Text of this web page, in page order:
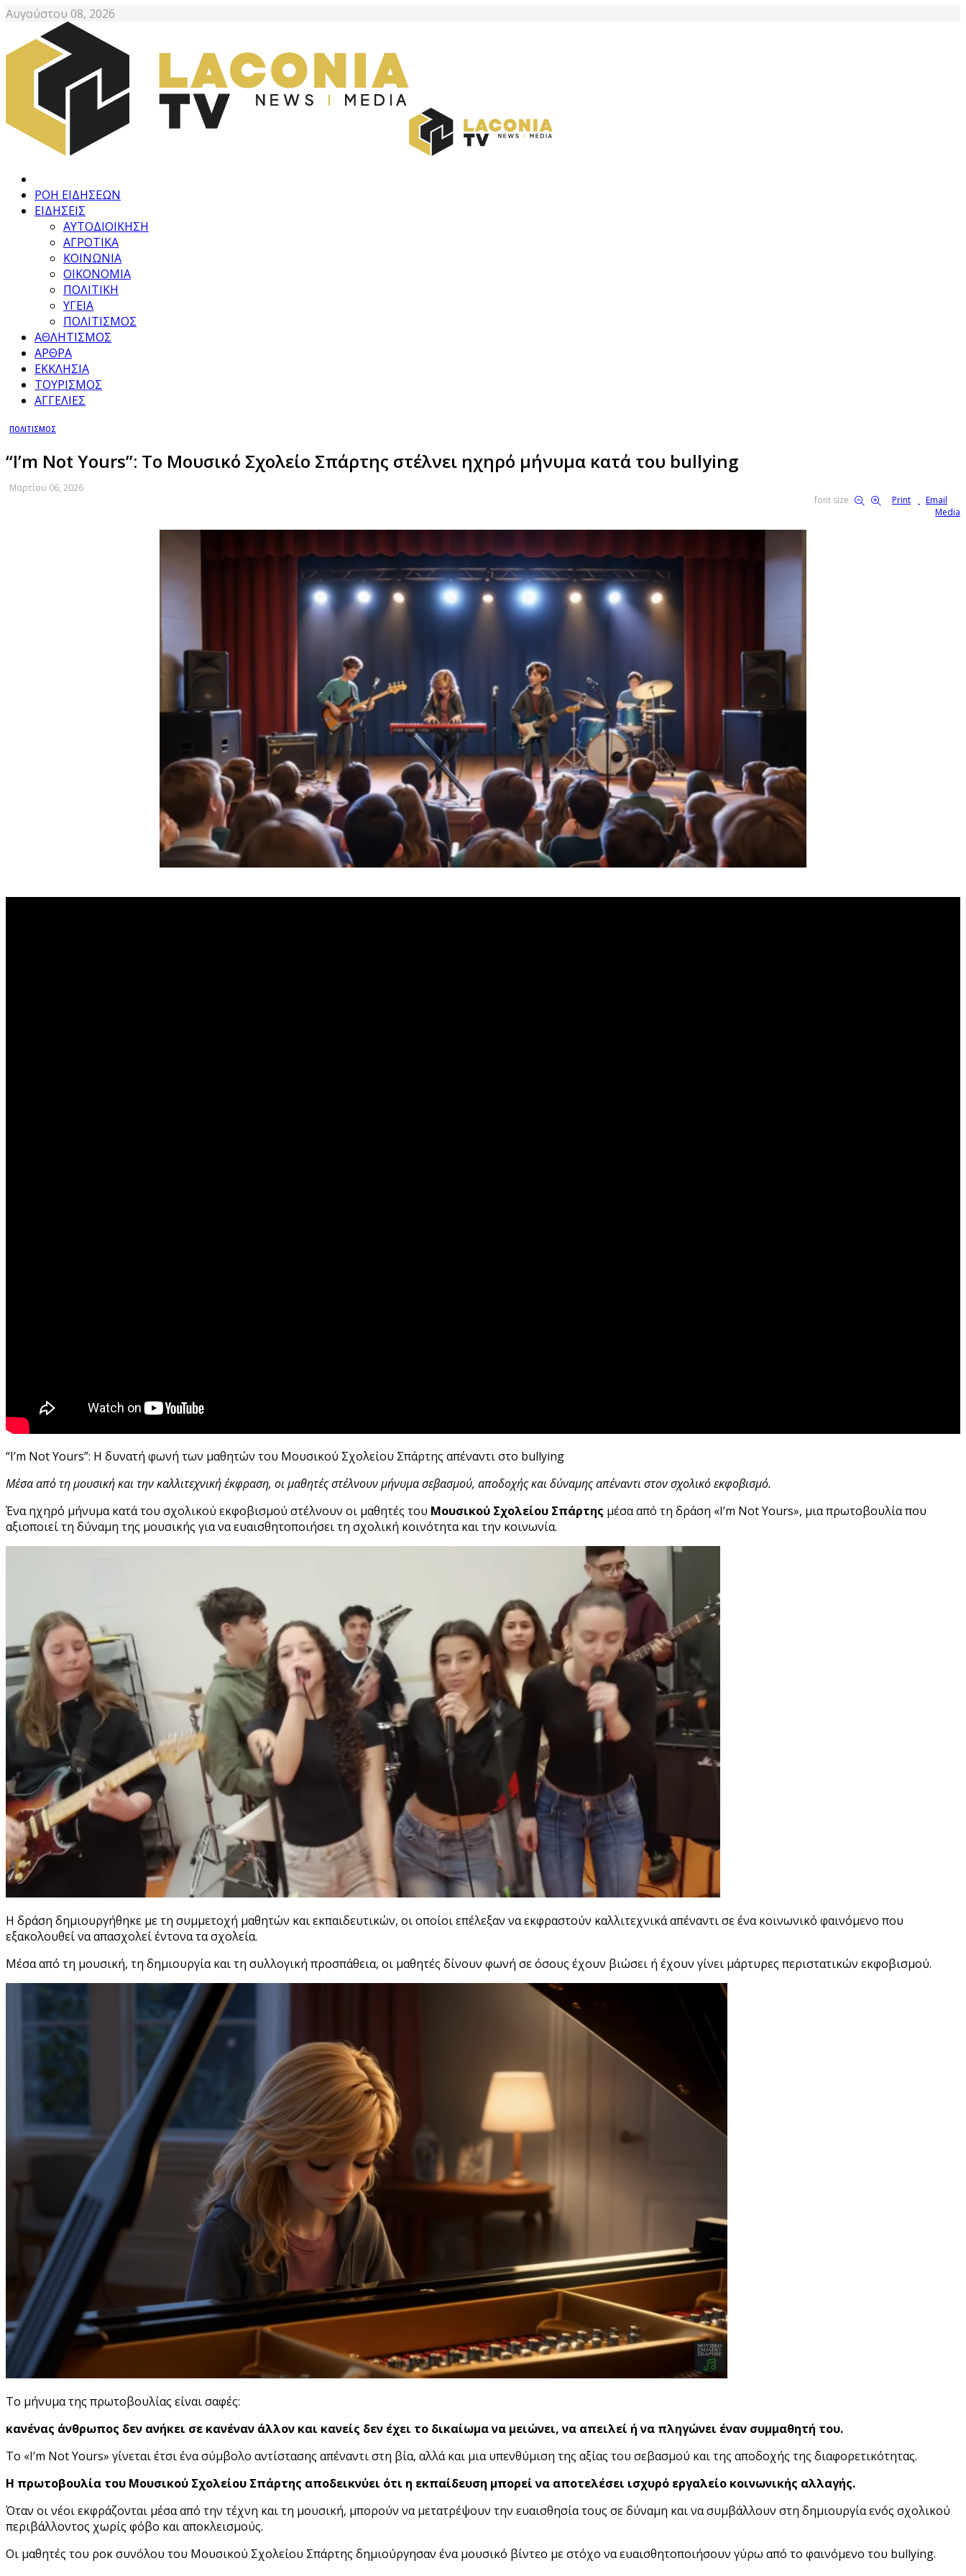
Αυγούστου 08, 2026
ΡΟΗ ΕΙΔΗΣΕΩΝ
ΕΙΔΗΣΕΙΣ
ΑΥΤΟΔΙΟΙΚΗΣΗ
ΑΓΡΟΤΙΚΑ
ΚΟΙΝΩΝΙΑ
ΟΙΚΟΝΟΜΙΑ
ΠΟΛΙΤΙΚΗ
ΥΓΕΙΑ
ΠΟΛΙΤΙΣΜΟΣ
ΑΘΛΗΤΙΣΜΟΣ
ΑΡΘΡΑ
ΕΚΚΛΗΣΙΑ
ΤΟΥΡΙΣΜΟΣ
ΑΓΓΕΛΙΕΣ
ΠΟΛΙΤΙΣΜΟΣ
“I’m Not Yours”: Το Μουσικό Σχολείο Σπάρτης στέλνει ηχηρό μήνυμα κατά του bullying
Μαρτίου 06, 2026
font size
Print
Email
Media
“I’m Not Yours”: Η δυνατή φωνή των μαθητών του Μουσικού Σχολείου Σπάρτης απέναντι στο bullying
Μέσα από τη μουσική και την καλλιτεχνική έκφραση, οι μαθητές στέλνουν μήνυμα σεβασμού, αποδοχής και δύναμης απέναντι στον σχολικό εκφοβισμό.
Ένα ηχηρό μήνυμα κατά του σχολικού εκφοβισμού στέλνουν οι μαθητές του Μουσικού Σχολείου Σπάρτης μέσα από τη δράση «I’m Not Yours», μια πρωτοβουλία που
αξιοποιεί τη δύναμη της μουσικής για να ευαισθητοποιήσει τη σχολική κοινότητα και την κοινωνία.
Η δράση δημιουργήθηκε με τη συμμετοχή μαθητών και εκπαιδευτικών, οι οποίοι επέλεξαν να εκφραστούν καλλιτεχνικά απέναντι σε ένα κοινωνικό φαινόμενο που
εξακολουθεί να απασχολεί έντονα τα σχολεία.
Μέσα από τη μουσική, τη δημιουργία και τη συλλογική προσπάθεια, οι μαθητές δίνουν φωνή σε όσους έχουν βιώσει ή έχουν γίνει μάρτυρες περιστατικών εκφοβισμού.
Το μήνυμα της πρωτοβουλίας είναι σαφές:
κανένας άνθρωπος δεν ανήκει σε κανέναν άλλον και κανείς δεν έχει το δικαίωμανα μειώνει, να απειλεί ή να πληγώνει έναν συμμαθητή του.
Το «I’m Not Yours» γίνεται έτσι ένα σύμβολο αντίστασης απέναντι στη βία, αλλά και μια υπενθύμιση της αξίας του σεβασμού και της αποδοχής της διαφορετικότητας.
Η πρωτοβουλία του Μουσικού Σχολείου Σπάρτης αποδεικνύει ότι η εκπαίδευση μπορεί να αποτελέσει ισχυρό εργαλείο κοινωνικής αλλαγής.
Όταν οι νέοι εκφράζονται μέσα από την τέχνη και τη μουσική, μπορούν να μετατρέψουν την ευαισθησία τους σε δύναμη και να συμβάλλουν στη δημιουργία ενός σχολικού
περιβάλλοντος χωρίς φόβο και αποκλεισμούς.
Οι μαθητές του ροκ συνόλου του Μουσικού Σχολείου Σπάρτης δημιούργησαν ένα μουσικό βίντεο με στόχο να ευαισθητοποιήσουν γύρω από το φαινόμενο του bullying.